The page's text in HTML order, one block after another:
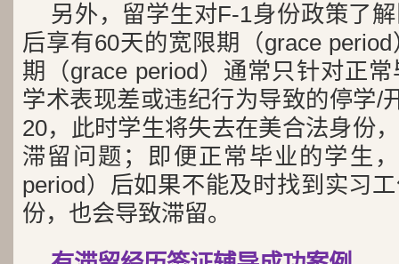
另外，留学生对F-1身份政策了
后享有60天的宽限期（grace
期（grace period）通常只针对正
学术表现差或违纪行为导致的停学/
20，此时学生将失去在美合法身份
滞留问题；即便正常毕业的学生
period）后如果不能及时找到实习
份，也会导致滞留。